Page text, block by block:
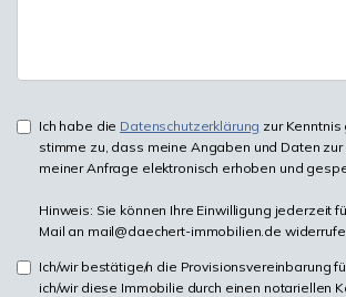
Ich habe die Datenschutzerklärung zur Kenntnis
stimme zu, dass meine Angaben und Daten
meiner Anfrage elektronisch erhoben und
Hinweis: Sie können Ihre Einwilligung jederzeit
Mail an mail@daechert-immobilien.de
Ich/wir bestätige/n die Provisionsvereinbarung
ich/wir diese Immobilie durch einen notariellen